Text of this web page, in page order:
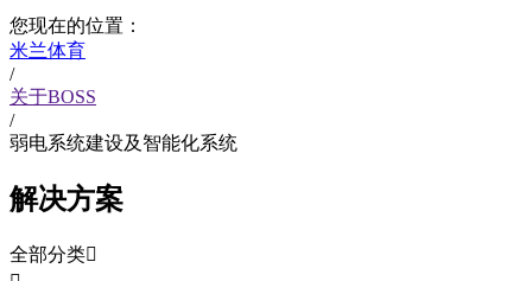
您现在的位置：
米兰体育
/
关于BOSS
/
弱电系统建设及智能化系统
解决方案
全部分类